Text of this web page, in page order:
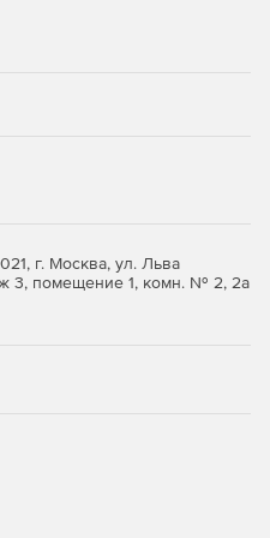
важные
текстовые
таблицы и много другое.
легко включить
уведомления
автоматического
упростить рабочий
только изменения,
г. Москва, ул. Льва
3, помещение 1, комн. № 2, 2а